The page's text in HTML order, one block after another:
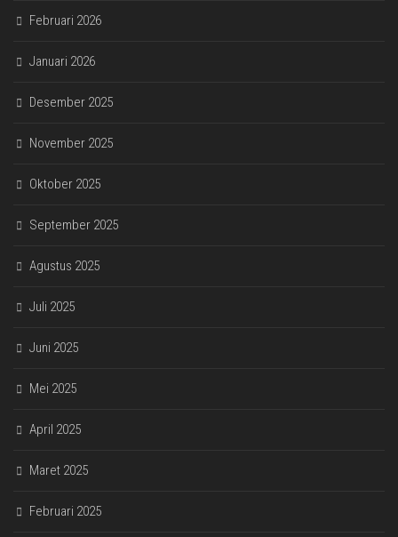
Februari 2026
Januari 2026
Desember 2025
November 2025
Oktober 2025
September 2025
Agustus 2025
Juli 2025
Juni 2025
Mei 2025
April 2025
Maret 2025
Februari 2025